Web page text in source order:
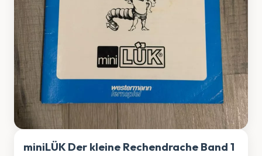
miniLÜK Der kleine Rechendrache Band 1